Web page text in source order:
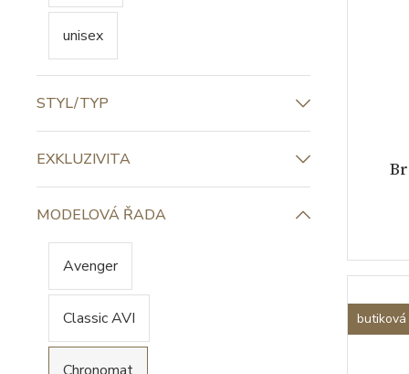
unisex
STYL/TYP
EXKLUZIVITA
MODELOVÁ ŘADA
Avenger
Classic AVI